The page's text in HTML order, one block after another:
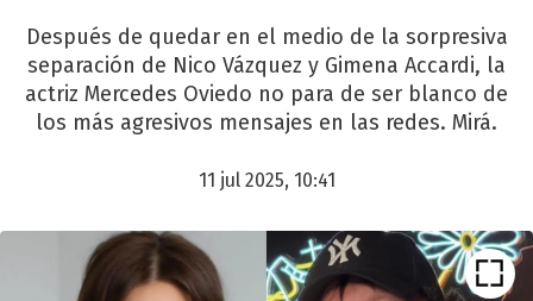
Después de quedar en el medio de la sorpresiva
separación de Nico Vázquez y Gimena Accardi, la
actriz Mercedes Oviedo no para de ser blanco de
los más agresivos mensajes en las redes. Mirá.
11 jul 2025, 10:41